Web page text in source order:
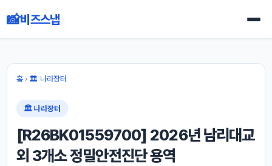
📸비즈스냅
홈› 🏛 나라장터
🏛 나라장터
[R26BK01559700] 2026년 남리대교
외 3개소 정밀안전진단 용역